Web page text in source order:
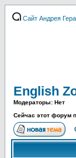
Сайт Андрея
English
Модераторы: Нет
Сейчас этот форум